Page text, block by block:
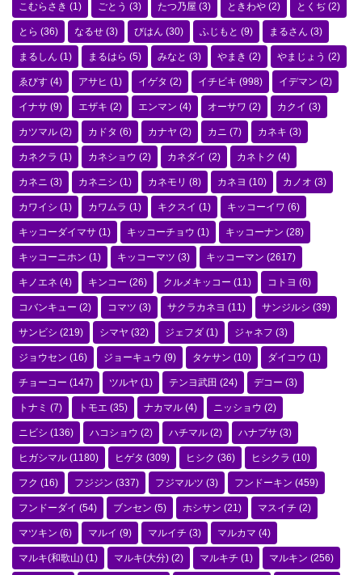
こむらさき (1) ごとう (3) たつ乃屋 (3) ときわや (2) とくぢ (2)
とら (36) なるせ (3) びはん (30) ふじもと (9) まるさん (3)
まるしん (1) まるはら (5) みなと (3) やまき (2) やまじょう (2)
ゑびす (4) アサヒ (1) イゲタ (2) イチビキ (998) イデマン (2)
イナサ (9) エザキ (2) エンマン (4) オーサワ (2) カクイ (3)
カツマル (2) カドタ (6) カナヤ (2) カニ (7) カネキ (3)
カネクラ (1) カネショウ (2) カネダイ (2) カネトク (4)
カネニ (3) カネニシ (1) カネモリ (8) カネヨ (10) カノオ (3)
カワイシ (1) カワムラ (1) キクスイ (1) キッコーイワ (6)
キッコーダイマサ (1) キッコーチョウ (1) キッコーナン (28)
キッコーニホン (1) キッコーマツ (3) キッコーマン (2617)
キノエネ (4) キンコー (26) クルメキッコー (11) コトヨ (6)
コバンキュー (2) コマツ (3) サクラカネヨ (11) サンジルシ (39)
サンビシ (219) シマヤ (32) ジェフダ (1) ジャネフ (3)
ジョウセン (16) ジョーキュウ (9) タケサン (10) ダイコウ (1)
チョーコー (147) ツルヤ (1) テンヨ武田 (24) デコー (3)
トナミ (7) トモエ (35) ナカマル (4) ニッショウ (2)
ニビシ (136) ハコショウ (2) ハチマル (2) ハナブサ (3)
ヒガシマル (1180) ヒゲタ (309) ヒシク (36) ヒシクラ (10)
フク (16) フジジン (337) フジマルツ (3) フンドーキン (459)
フンドーダイ (54) ブンセン (5) ホシサン (21) マスイチ (2)
マツキン (6) マルイ (9) マルイチ (3) マルカマ (4)
マルキ(和歌山) (1) マルキ(大分) (2) マルキチ (1) マルキン (256)